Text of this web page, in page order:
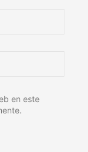
en este